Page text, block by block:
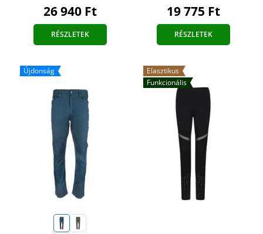
26 940 Ft
RÉSZLETEK
19 775 Ft
RÉSZLETEK
Újdonság
Elasztikus
Funkcionális